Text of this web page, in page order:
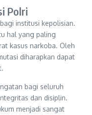
Polri
institusi kepolisian.
hal yang paling
kasus narkoba. Oleh
diharapkan dapat
bagi seluruh
dan disiplin.
menjadi sangat